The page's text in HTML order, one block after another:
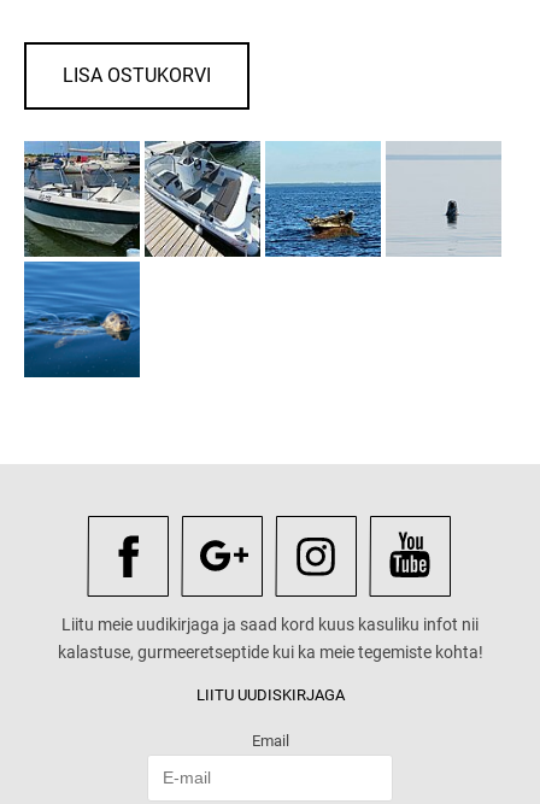
LISA OSTUKORVI
Liitu meie uudikirjaga ja saad kord kuus kasuliku infot nii
kalastuse, gurmeeretseptide kui ka meie tegemiste kohta!
LIITU UUDISKIRJAGA
Email